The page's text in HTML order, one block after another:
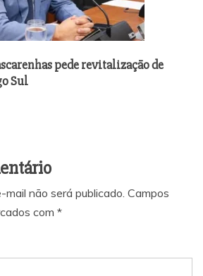
pede revitalização de
Sul
não será publicado. Campos
com *